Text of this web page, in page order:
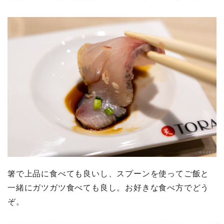
箸で上品に食べても良いし、スプーンを使ってご飯と
一緒にガツガツ食べても良し。お好きな食べ方でどう
ぞ。